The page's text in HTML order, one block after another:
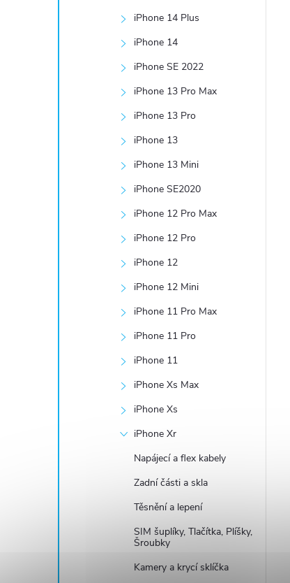
iPhone 14 Plus
iPhone 14
iPhone SE 2022
iPhone 13 Pro Max
iPhone 13 Pro
iPhone 13
iPhone 13 Mini
iPhone SE2020
iPhone 12 Pro Max
iPhone 12 Pro
iPhone 12
iPhone 12 Mini
iPhone 11 Pro Max
iPhone 11 Pro
iPhone 11
iPhone Xs Max
iPhone Xs
iPhone Xr
Napájecí a flex kabely
Zadní části a skla
Těsnění a lepení
SIM šuplíky, Tlačítka, Plíšky,
Šroubky
Kamery a krycí sklíčka